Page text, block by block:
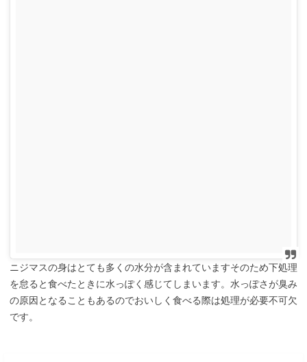
ニジマスの身はとても多くの水分が含まれていますそのため下処理
を怠ると食べたときに水っぽく感じてしまいます。水っぽさが臭み
の原因となることもあるのでおいしく食べる際は処理が必要不可欠
です。